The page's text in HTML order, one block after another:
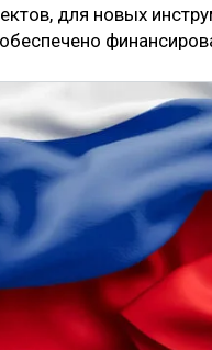
для новых